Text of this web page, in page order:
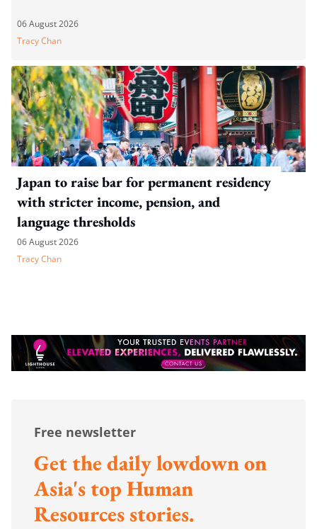
06 August 2026
Tracy Chan
Japan to raise bar for permanent residency
with stricter income, pension, and
language thresholds
06 August 2026
Tracy Chan
Free newsletter
Get the daily lowdown on
Asia's top Human
Resources stories.